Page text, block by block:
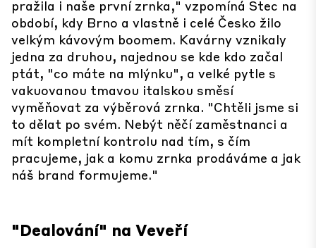
pražila i naše první zrnka," vzpomíná Stec na
období, kdy Brno a vlastně i celé Česko žilo
velkým kávovým boomem. Kavárny vznikaly
jedna za druhou, najednou se kde kdo začal
ptát, "co máte na mlýnku", a velké pytle s
vakuovanou tmavou italskou směsí
vyměňovat za výběrová zrnka. "Chtěli jsme si
to dělat po svém. Nebýt něčí zaměstnanci a
mít kompletní kontrolu nad tím, s čím
pracujeme, jak a komu zrnka prodáváme a jak
náš brand formujeme."
"Dealování" na Veveří